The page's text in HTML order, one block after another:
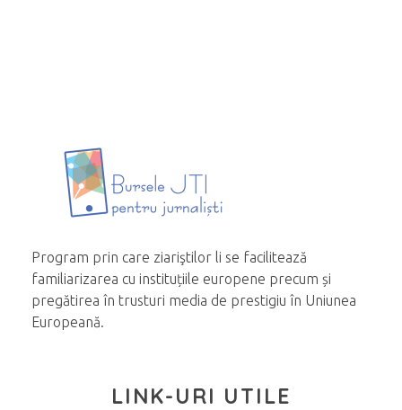
Program prin care ziariştilor li se facilitează
familiarizarea cu instituțiile europene precum și
pregătirea în trusturi media de prestigiu în Uniunea
Europeană.
LINK-URI UTILE